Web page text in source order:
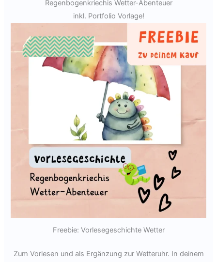
Regenbogenkriechis Wetter-Abenteuer
inkl. Portfolio Vorlage!
Freebie: Vorlesegeschichte Wetter
Zum Vorlesen und als Ergänzung zur Wetteruhr. In deinem